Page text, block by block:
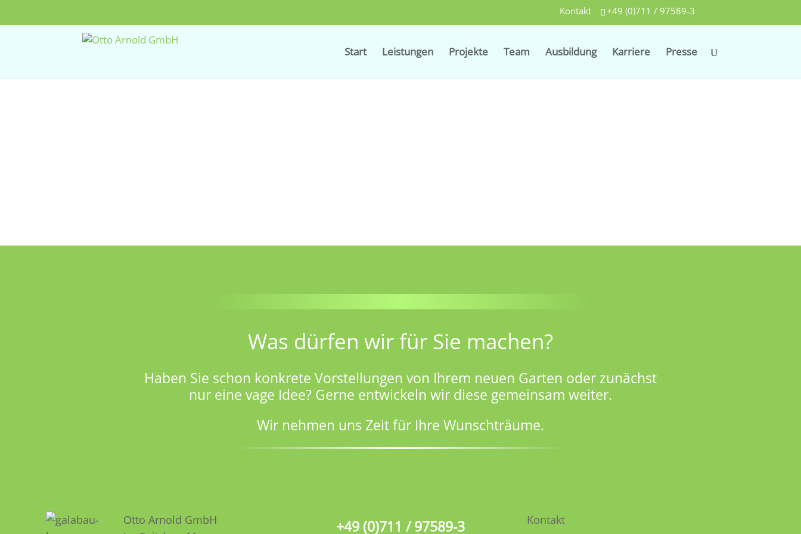
+49 (0)711 / 97589-3
Kontakt
Start Leistungen Projekte Team Ausbildung Karriere Presse
Was dürfen wir für Sie machen?
Haben Sie schon konkrete Vorstellungen von Ihrem neuen Garten oder zunächst
nur eine vage Idee? Gerne entwickeln wir diese gemeinsam weiter.
Wir nehmen uns Zeit für Ihre Wunschträume.
Otto Arnold GmbH
+49 (0)711 / 97589-3 Kontakt